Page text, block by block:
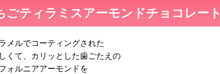
ごティラミスアーモンドチョコレート
メルでコーティングされた
くて、カリッとした歯ごたえの
ォルニアアーモンドを